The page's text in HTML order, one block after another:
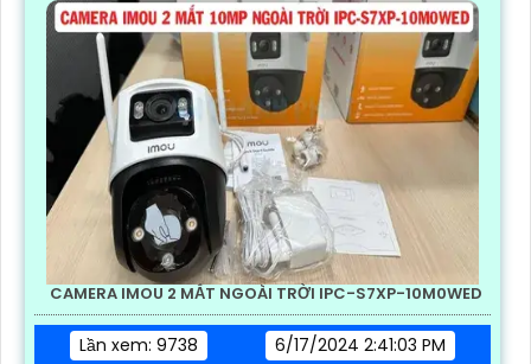
CAMERA IMOU 2 MẮT NGOÀI TRỜI IPC-S7XP-10M0WED
Lần xem: 9738
6/17/2024 2:41:03 PM